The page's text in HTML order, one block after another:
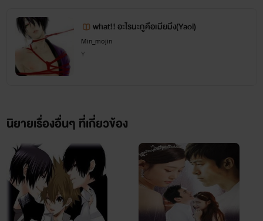
นิยายเรื่องนี้ แต่งขึ้นมาเพื่อความบันเทิงคะ สถานที่คิดขึ้นเองเรียก
ต้องการกำลังใจจากนักอ่านทุกท่าน เพื่อการแต่งนิยายต่อไป คือ
นักแต่งนิยายทุกคนก็คงจะขอแบบเดียวกันหรือไม่ก็หวังแบบ
เดียวกันว่าอยากให้มีคนมาเม้น
สุดท้าย ขอให้นักอ่านทุกคนอ่านด้วยความสนุกค่ะ^^
what!! อะไรนะกูคือเมียมึง(Yaoi)
Min_mojin
Y
นิยายเรื่องอื่นๆ ที่เกี่ยวข้อง